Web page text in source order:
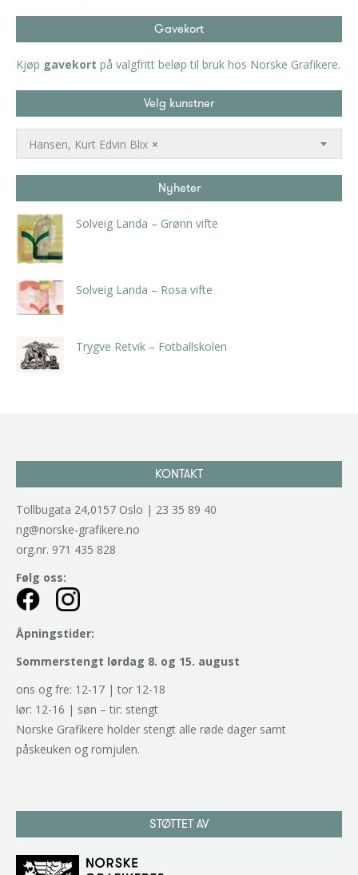
Gavekort
Kjøp gavekort på valgfritt beløp til bruk hos Norske Grafikere.
Velg kunstner
×
Hansen, Kurt Edvin Blix
Nyheter
Solveig Landa – Grønn vifte
Solveig Landa – Rosa vifte
Trygve Retvik – Fotballskolen
KONTAKT
Tollbugata 24,0157 Oslo | 23 35 89 40
ng@norske-grafikere.no
org.nr. 971 435 828
Følg oss:
Åpningstider:
Sommerstengt lørdag 8. og 15. august
ons og fre: 12-17 | tor 12-18
lør: 12-16 | søn – tir: stengt
Norske Grafikere holder stengt alle røde dager samt
påskeuken og romjulen.
STØTTET AV